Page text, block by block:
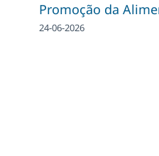
Promoção da
24-06-2026